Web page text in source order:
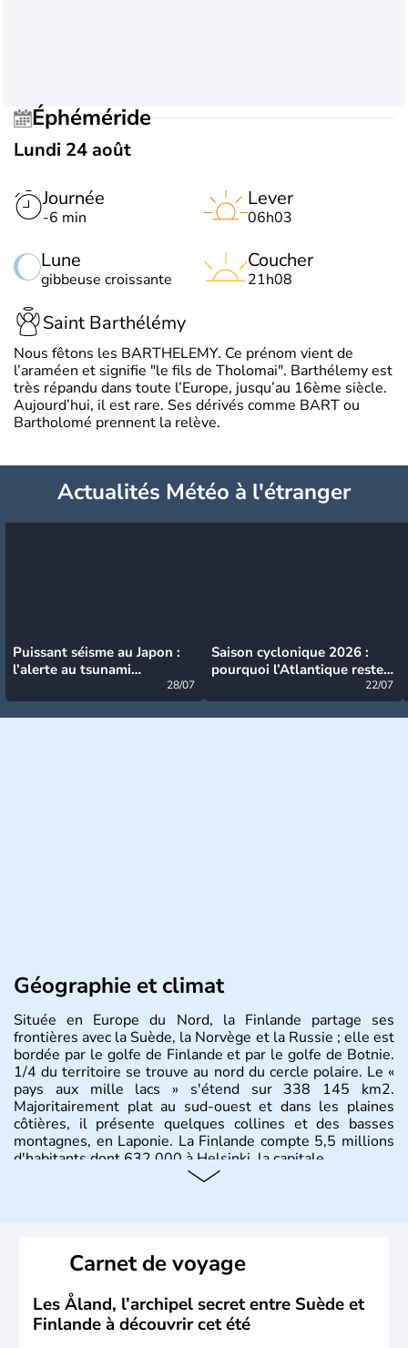
Éphéméride
Lundi 24 août
Journée
-6 min
Lune
gibbeuse croissante
Lever
06h03
Coucher
21h08
Saint Barthélémy
Nous fêtons les BARTHELEMY. Ce prénom vient de
l’araméen et signifie "le fils de Tholomai". Barthélemy est
très répandu dans toute l’Europe, jusqu’au 16ème siècle.
Aujourd’hui, il est rare. Ses dérivés comme BART ou
Bartholomé prennent la relève.
Actualités Météo à l'étranger
Puissant séisme au Japon :
l’alerte au tsunami
28/07
Saison cyclonique 2026 :
pourquoi l’Atlantique reste
22/07
Géographie et climat
Située en Europe du Nord, la Finlande partage ses
frontières avec la Suède, la Norvège et la Russie ; elle est
bordée par le golfe de Finlande et par le golfe de Botnie.
1/4 du territoire se trouve au nord du cercle polaire. Le «
pays aux mille lacs » s'étend sur 338 145 km2.
Majoritairement plat au sud-ouest et dans les plaines
côtières, il présente quelques collines et des basses
montagnes, en Laponie. La Finlande compte 5,5 millions
d'habitants dont 632 000 à Helsinki, la capitale.
Carnet de voyage
Les Åland, l’archipel secret entre Suède et
Finlande à découvrir cet été